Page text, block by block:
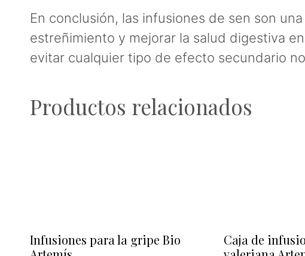
En conclusión, las infusiones de sen son
estreñimiento y mejorar la salud digestiva
evitar cualquier tipo de efecto secundario
Productos relacionados
Infusiones para la gripe Bio
Caja de